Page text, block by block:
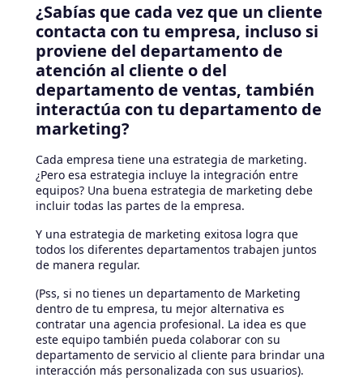
¿Sabías que cada vez que un cliente
contacta con tu empresa, incluso si
proviene del departamento de
atención al cliente o del
departamento de ventas, también
interactúa con tu departamento de
marketing?
Cada empresa tiene una estrategia de marketing.
¿Pero esa estrategia incluye la integración entre
equipos? Una buena estrategia de marketing debe
incluir todas las partes de la empresa.
Y una estrategia de marketing exitosa logra que
todos los diferentes departamentos trabajen juntos
de manera regular.
(Pss, si no tienes un departamento de Marketing
dentro de tu empresa, tu mejor alternativa es
contratar una agencia profesional. La idea es que
este equipo también pueda colaborar con su
departamento de servicio al cliente para brindar una
interacción más personalizada con sus usuarios).